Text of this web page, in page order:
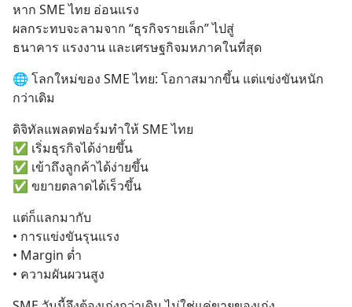
หาก SME ไทย อ่อนแรง
ผลกระทบจะลามจาก “ธุรกิจรายเล็ก” ไปสู่
ธนาคาร แรงงาน และเศรษฐกิจมหภาคในที่สุด
🌐 โลกใหม่ของ SME ไทย: โอกาสมากขึ้น แต่แข่งขันหนัก
กว่าเดิม
ดิจิทัลแพลตฟอร์มทำให้ SME ไทย
✅ เริ่มธุรกิจได้ง่ายขึ้น
✅ เข้าถึงลูกค้าได้ง่ายขึ้น
✅ ขยายตลาดได้เร็วขึ้น
แต่ก็แลกมากับ
• การแข่งขันรุนแรง
• Margin ต่ำ
• ความผันผวนสูง